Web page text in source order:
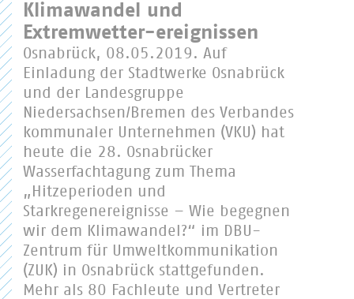
Klimawandel und
Extremwetter-ereignissen
Osnabrück, 08.05.2019. Auf
Einladung der Stadtwerke Osnabrück
und der Landesgruppe
Niedersachsen/Bremen des Verbandes
kommunaler Unternehmen (VKU) hat
heute die 28. Osnabrücker
Wasserfachtagung zum Thema
„Hitzeperioden und
Starkregenereignisse – Wie begegnen
wir dem Klimawandel?“ im DBU-
Zentrum für Umweltkommunikation
(ZUK) in Osnabrück stattgefunden.
Mehr als 80 Fachleute und Vertreter